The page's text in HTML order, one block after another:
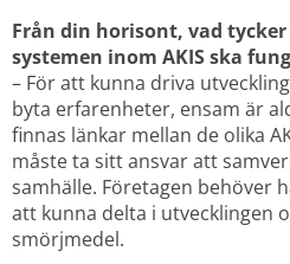
Från din horisont, vad
systemen inom AKIS ska
– För att kunna driva
byta erfarenheter, ensam är
finnas länkar mellan de olika
måste ta sitt ansvar att
samhälle. Företagen behöver
att kunna delta i utvecklingen
smörjmedel.